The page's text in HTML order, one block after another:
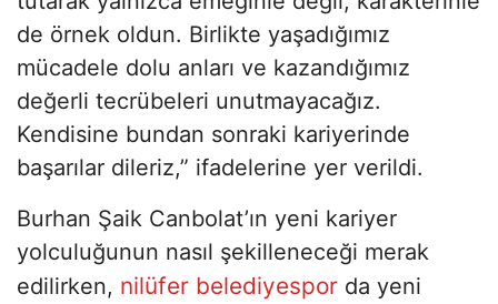
de örnek oldun. Birlikte yaşadığımız
mücadele dolu anları ve kazandığımız
değerli tecrübeleri unutmayacağız.
Kendisine bundan sonraki kariyerinde
başarılar dileriz,” ifadelerine yer verildi.
Burhan Şaik Canbolat’ın yeni kariyer
yolculuğunun nasıl şekilleneceği merak
edilirken, nilüfer belediyespor da yeni